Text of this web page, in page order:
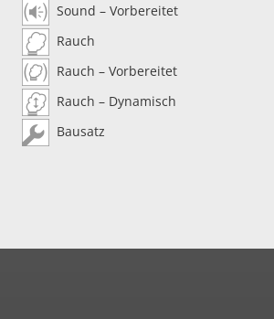
Sound – Vorbereitet
Rauch
Rauch – Vorbereitet
Rauch – Dynamisch
Bausatz